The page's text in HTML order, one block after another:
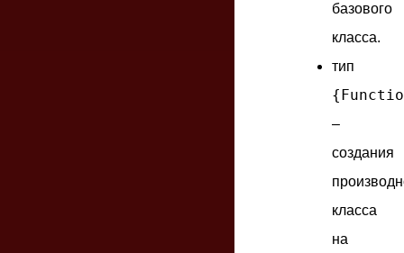
базового
класса.
тип
–
создания
класса
на